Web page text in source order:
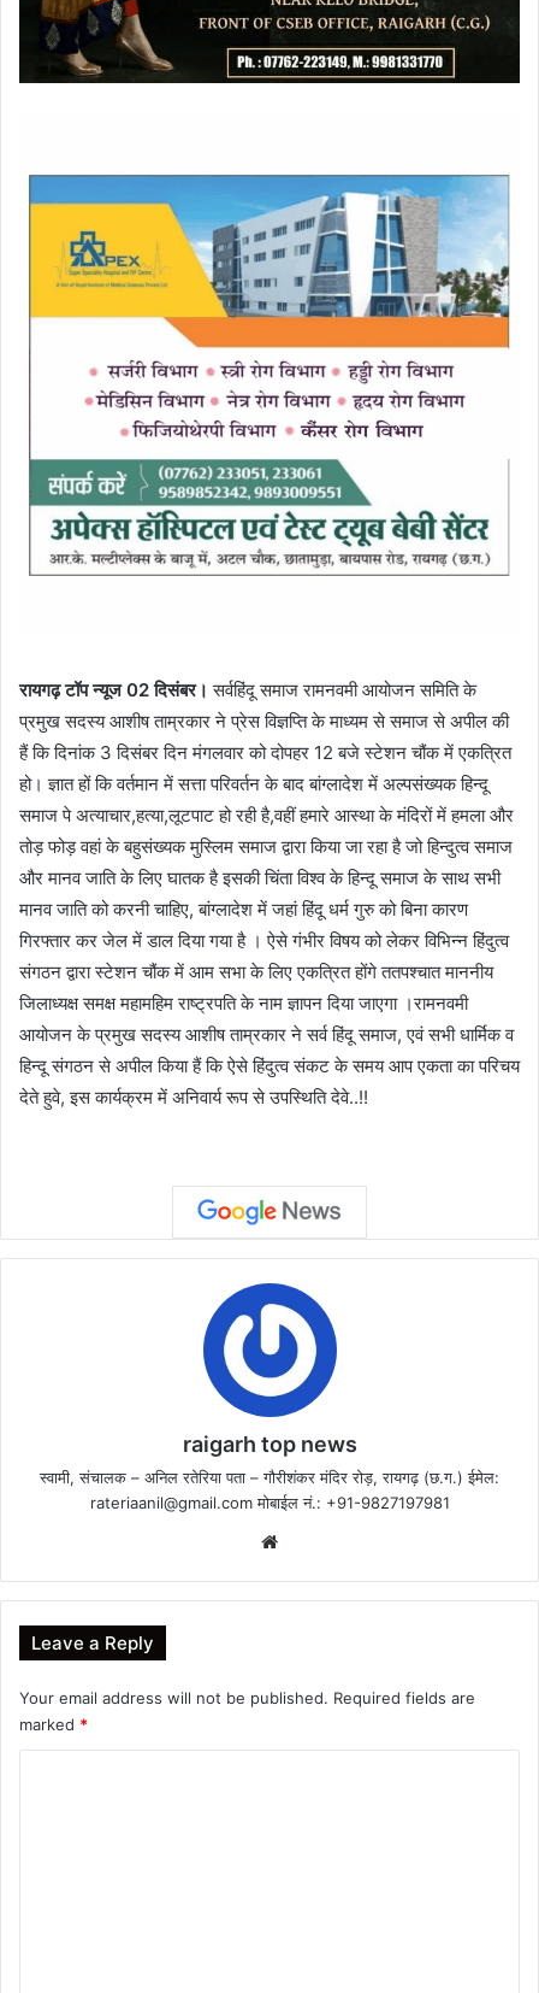
रायगढ़ टॉप न्यूज 02 दिसंबर। सर्वहिंदू समाज रामनवमी आयोजन समिति के
प्रमुख सदस्य आशीष ताम्रकार ने प्रेस विज्ञप्ति के माध्यम से समाज से अपील की
हैं कि दिनांक 3 दिसंबर दिन मंगलवार को दोपहर 12 बजे स्टेशन चौंक में एकत्रित
हो। ज्ञात हों कि वर्तमान में सत्ता परिवर्तन के बाद बांग्लादेश में अल्पसंख्यक हिन्दू
समाज पे अत्याचार,हत्या,लूटपाट हो रही है,वहीं हमारे आस्था के मंदिरों में हमला और
तोड़ फोड़ वहां के बहुसंख्यक मुस्लिम समाज द्वारा किया जा रहा है जो हिन्दुत्व समाज
और मानव जाति के लिए घातक है इसकी चिंता विश्व के हिन्दू समाज के साथ सभी
मानव जाति को करनी चाहिए, बांग्लादेश में जहां हिंदू धर्म गुरु को बिना कारण
गिरफ्तार कर जेल में डाल दिया गया है । ऐसे गंभीर विषय को लेकर विभिन्न हिंदुत्व
संगठन द्वारा स्टेशन चौंक में आम सभा के लिए एकत्रित होंगे ततपश्चात माननीय
जिलाध्यक्ष समक्ष महामहिम राष्ट्रपति के नाम ज्ञापन दिया जाएगा ।रामनवमी
आयोजन के प्रमुख सदस्य आशीष ताम्रकार ने सर्व हिंदू समाज, एवं सभी धार्मिक व
हिन्दू संगठन से अपील किया हैं कि ऐसे हिंदुत्व संकट के समय आप एकता का परिचय
देते हुवे, इस कार्यक्रम में अनिवार्य रूप से उपस्थिति देवे..!!
raigarh top news
स्वामी, संचालक – अनिल रतेरिया पता – गौरीशंकर मंदिर रोड़, रायगढ़ (छ.ग.) ईमेल:
rateriaanil@gmail.comमोबाईल नं.: +91-9827197981
Leave a Reply
Your email address will not be published. Required fields are
marked *